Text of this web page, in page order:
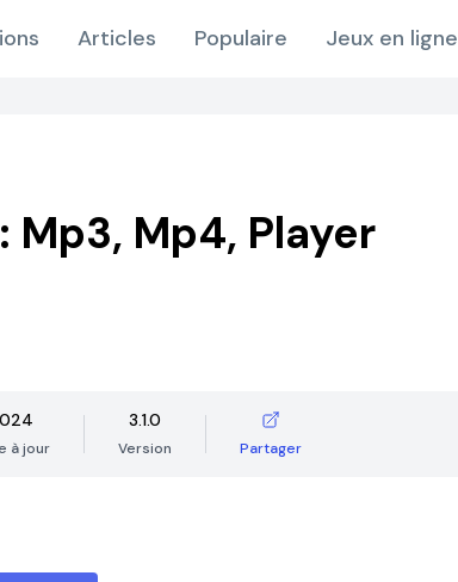
Articles Populaire Jeux en ligne
Mp3, Mp4, Player
à jour
3.1.0
Version Partager